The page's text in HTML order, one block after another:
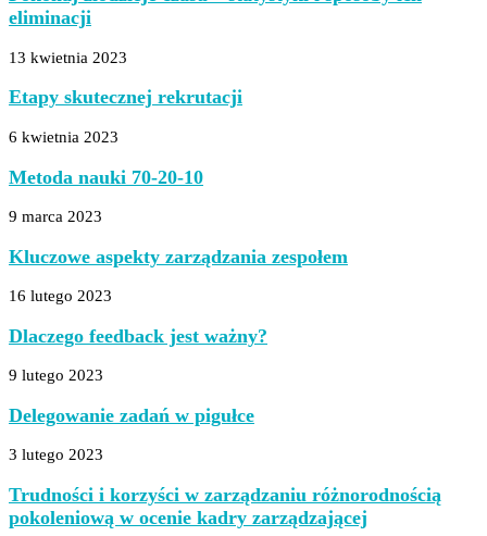
eliminacji
13 kwietnia 2023
Etapy skutecznej rekrutacji
6 kwietnia 2023
Metoda nauki 70-20-10
9 marca 2023
Kluczowe aspekty zarządzania zespołem
16 lutego 2023
Dlaczego feedback jest ważny?
9 lutego 2023
Delegowanie zadań w pigułce
3 lutego 2023
Trudności i korzyści w zarządzaniu różnorodnością
pokoleniową w ocenie kadry zarządzającej